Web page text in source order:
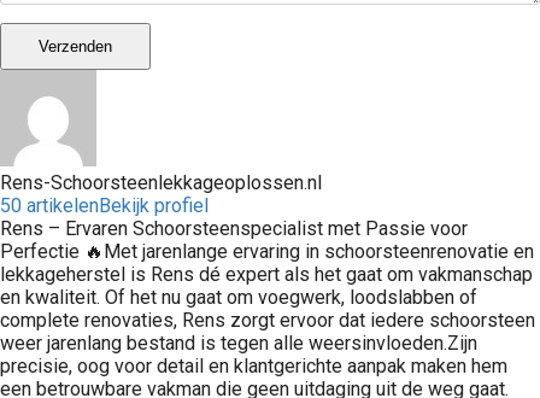
Verzenden
Rens-Schoorsteenlekkageoplossen.nl
50 artikelenBekijk profiel
Rens – Ervaren Schoorsteenspecialist met Passie voor
Perfectie 🔥Met jarenlange ervaring in schoorsteenrenovatie en
lekkageherstel is Rens dé expert als het gaat om vakmanschap
en kwaliteit. Of het nu gaat om voegwerk, loodslabben of
complete renovaties, Rens zorgt ervoor dat iedere schoorsteen
weer jarenlang bestand is tegen alle weersinvloeden.Zijn
precisie, oog voor detail en klantgerichte aanpak maken hem
een betrouwbare vakman die geen uitdaging uit de weg gaat.